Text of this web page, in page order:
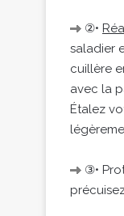
②•
saladier
cuillère
avec la
Étalez
③•